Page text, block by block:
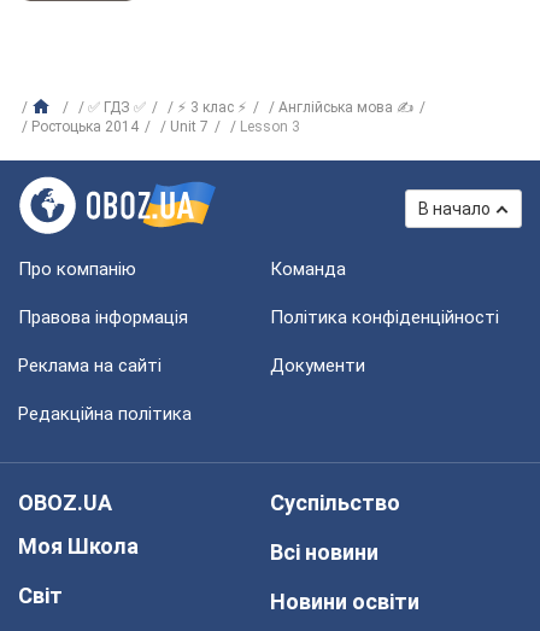
✅ ГДЗ ✅ ⚡ 3 клас ⚡
Англійська мова ✍
Ростоцька 2014
Unit 7 Lesson 3
В начало
Про компанію Команда
Правова інформація Політика конфіденційності
Реклама на сайті Документи
Редакційна політика
OBOZ.UA
Моя Школа
Світ
Суспільство
Всі новини
Новини освіти